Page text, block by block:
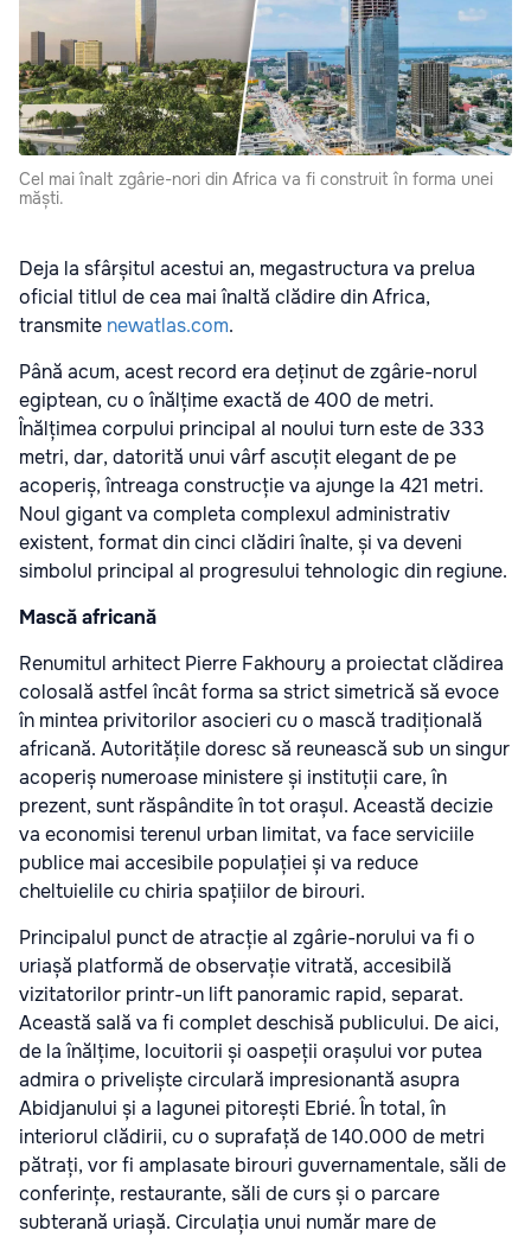
Cel mai înalt zgârie-nori din Africa va fi construit în forma unei
măști.
Deja la sfârșitul acestui an, megastructura va prelua
oficial titlul de cea mai înaltă clădire din Africa,
transmite newatlas.com.
Până acum, acest record era deținut de zgârie-norul
egiptean, cu o înălțime exactă de 400 de metri.
Înălțimea corpului principal al noului turn este de 333
metri, dar, datorită unui vârf ascuțit elegant de pe
acoperiș, întreaga construcție va ajunge la 421 metri.
Noul gigant va completa complexul administrativ
existent, format din cinci clădiri înalte, și va deveni
simbolul principal al progresului tehnologic din regiune.
Mască africană
Renumitul arhitect Pierre Fakhoury a proiectat clădirea
colosală astfel încât forma sa strict simetrică să evoce
în mintea privitorilor asocieri cu o mască tradițională
africană. Autoritățile doresc să reunească sub un singur
acoperiș numeroase ministere și instituții care, în
prezent, sunt răspândite în tot orașul. Această decizie
va economisi terenul urban limitat, va face serviciile
publice mai accesibile populației și va reduce
cheltuielile cu chiria spațiilor de birouri.
Principalul punct de atracție al zgârie-norului va fi o
uriașă platformă de observație vitrată, accesibilă
vizitatorilor printr-un lift panoramic rapid, separat.
Această sală va fi complet deschisă publicului. De aici,
de la înălțime, locuitorii și oaspeții orașului vor putea
admira o priveliște circulară impresionantă asupra
Abidjanului și a lagunei pitorești Ebrié. În total, în
interiorul clădirii, cu o suprafață de 140.000 de metri
pătrați, vor fi amplasate birouri guvernamentale, săli de
conferințe, restaurante, săli de curs și o parcare
subterană uriașă. Circulația unui număr mare de